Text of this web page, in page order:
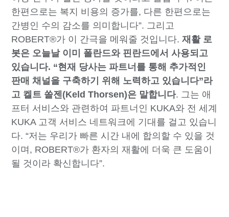
한편으로는 복지 비용의 증가를, 다른 한편으로는
간병인 수의 감소를 의미합니다”. 그리고
ROBERT®가 이 간극을 메워줄 것입니다.재활 로
봇은 오늘날 이미 폴란드와 핀란드에서 사용되고
있습니다. “현재 당사는 파트너를 통해 추가적인
판매 채널을 구축하기 위해 노력하고 있습니다”라
고 켈트 쏠젠(Keld Thorsen)은 말합니다. 그는 애
프터 서비스와 관련하여 파트너인 KUKA와 전 세계
KUKA 고객 서비스 네트워크에 기대를 걸고 있습니
다. “저는 우리가 빠른 시간 내에 합의할 수 있을 것
이며, ROBERT®가 환자의 재활에 더욱 큰 도움이
될 것이라 확신합니다”.